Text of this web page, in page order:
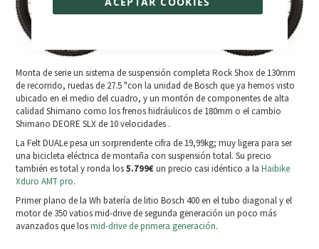
Monta de serie un sistema de suspensión completa Rock Shox de 130mm
de recorrido, ruedas de 27.5 "con la unidad de Bosch que ya hemos visto
ubicado en el medio del cuadro, y un montón de componentes de alta
calidad Shimano como los frenos hidráulicos de 180mm o el cambio
Shimano DEORE SLX de 10 velocidades .
La Felt DUALe pesa un sorprendente cifra de 19,99kg; muy ligera para ser
una bicicleta eléctrica de montaña con suspensión total. Su precio
también es total y ronda los5.799€un precio casi idéntico a laHaibike
Xduro AMT pro.
Primer plano de la Wh batería de litio Bosch 400 en el tubo diagonal y el
motor de 350 vatios mid-drive de segunda generación un poco más
avanzados que losmid-drive de primera generación.